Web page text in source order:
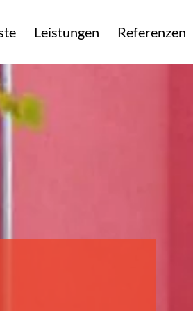
Leistungen Referenzen